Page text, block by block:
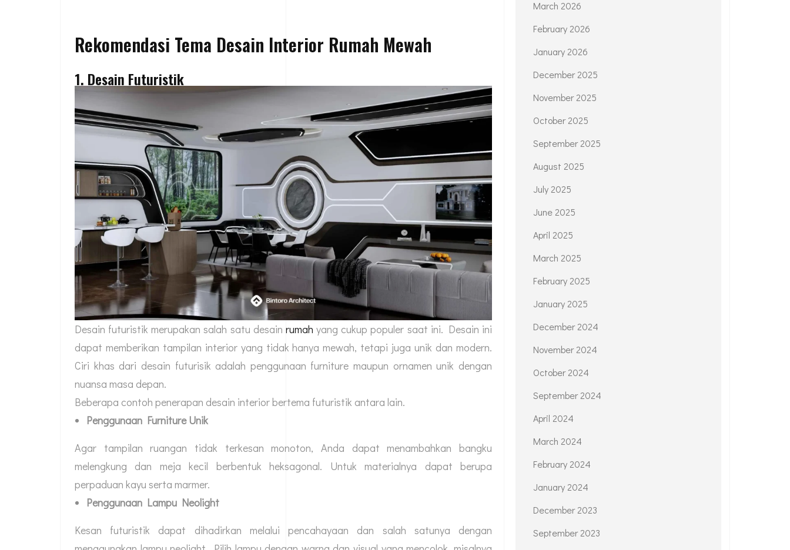
Rekomendasi Tema Desain Interior Rumah Mewah
1. Desain Futuristik
Desain futuristik merupakan salah satu desain rumah yang cukup populer saat ini. Desain ini
dapat memberikan tampilan interior yang tidak hanya mewah, tetapi juga unik dan modern.
Ciri khas dari desain futurisik adalah penggunaan furniture maupun ornamen unik dengan
nuansa masa depan.
Beberapa contoh penerapan desain interior bertema futuristik antara lain.
Penggunaan Furniture Unik
Agar tampilan ruangan tidak terkesan monoton, Anda dapat menambahkan bangku
melengkung dan meja kecil berbentuk heksagonal. Untuk materialnya dapat berupa
perpaduan kayu serta marmer.
Penggunaan Lampu Neolight
Kesan futuristik dapat dihadirkan melalui pencahayaan dan salah satunya dengan
March 2026
February 2026
January 2026
December 2025
November 2025
October 2025
September 2025
August 2025
July 2025
June 2025
April 2025
March 2025
February 2025
January 2025
December 2024
November 2024
October 2024
September 2024
April 2024
March 2024
February 2024
January 2024
December 2023
September 2023